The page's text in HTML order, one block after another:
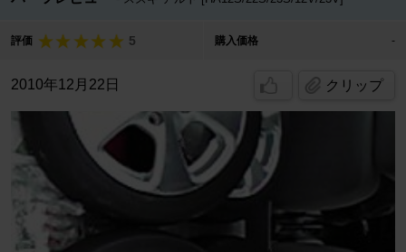
評価 5 購入価格 -
2010年12月22日 クリップ